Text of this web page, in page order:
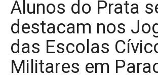
Alunos do Prata
destacam nos
das Escolas
Militares em